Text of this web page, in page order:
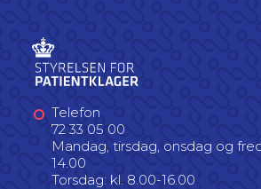
Telefon
72 33 05 00
Mandag, tirsdag, onsdag og
14.00
Torsdag: kl. 8.00-16.00